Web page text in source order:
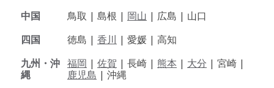
中国
鳥取 | 島根 | 岡山 | 広島 | 山口
四国
徳島 | 香川 | 愛媛 | 高知
九州・沖
縄
福岡 | 佐賀 | 長崎 | 熊本 | 大分 | 宮崎 |
鹿児島 | 沖縄